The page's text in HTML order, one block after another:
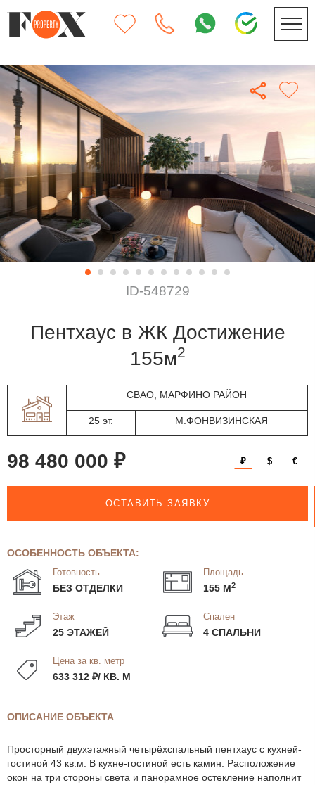
ID-548729
пентхаус в ЖК Достижение
155м2
СВАО, МАРФИНО РАЙОН
25 эт. М.ФОНВИЗИНСКАЯ
98 480 000 ₽ ₽ $ €
ОСТАВИТЬ ЗАЯВКУ
ОСОБЕННОСТЬ ОБЪЕКТА:
Готовность
БЕЗ ОТДЕЛКИ
Площадь
155 М2
Этаж
25 ЭТАЖЕЙ
Спален
4 СПАЛЬНИ
Цена за кв. метр
633 312 ₽/ КВ. М
ОПИСАНИЕ ОБЪЕКТА
Просторный двухэтажный четырёхспальный пентхаус с кухней-
гостиной 43 кв.м. В кухне-гостиной есть камин. Расположение
окон на три стороны света и панорамное остекление наполнит